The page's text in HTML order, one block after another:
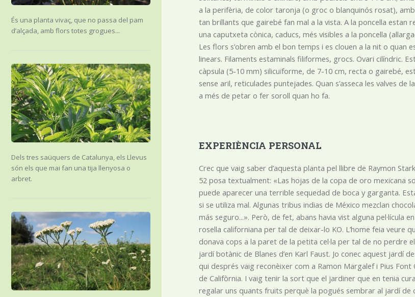
a la perifèria, de color taronja (o groc o blanquinós rosat),
tan brillants que gairebé fan mal a la vista. A la poncella
una caputxeta cònica, caducs, més visibles a la poncella
Les flors s’obren amb el bon temps i es clouen a la nit o
linears. Filaments estaminals filiformes, grocs. Ovari cilíndric.
càpsula (5-10 mm) silicuïforme, de 7-10 cm, recta o gairebé,
sense aril, reticulades puntejades. Quan s’asseca les valves
a més de petar o fer soroll quan ho fa.
EXPERIÈNCIA PERSONAL
Crec que vaig saber d’aquesta planta pel llibre de Raymon
52 posa textualment: «Las hojas de la copa de oro mexicana
puede aparecer una terrible sequedad de boca y garganta.
si se utiliza mal. Algunas tribus indias de México mezclan
más seguro...». Però, de fet, abans havia vist alguna pel·lícula
rosella californiana per tal de deixar-lo KO. L’home feia veure
donava cops a la paret de la petita cel·la per tal de no perdre
jardí botànic de Blanes d’en Karl Faust. Jo conec aquest jardí
qui després vaig reconèixer com a Ramon Margalef i Pius
de Califòrnia. I vaig tenir la sort que el jardiner que en tenia
regalar uns quants fruits perquè la pogués sembrar al jardí de
És una planta vivaç, que no passa del pam
d’alçada, amb flors totes grogues...
Dels tres saüquers de Catalunya, els Llevus
són els que mai fan una tija llenyosa o
arbret.